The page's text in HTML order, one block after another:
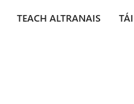
TEACH ALTRANAIS